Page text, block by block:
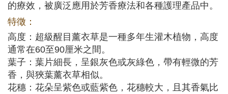
的療效，被廣泛應用於芳香療法和各種護理產品中。
特徵：
高度：超級醒目薰衣草是一種多年生灌木植物，高度
通常在60至90厘米之間。
葉子：葉片細長，呈銀灰色或灰綠色，帶有輕微的芳
香，與狹葉薰衣草相似。
花穗：花朵呈紫色或藍紫色，花穗較大，且其香氣比